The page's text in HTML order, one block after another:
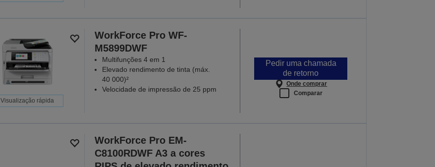
Visualização rápida
WorkForce Pro WF-
M5899DWF
Multifunções 4 em 1
Elevado rendimento de tinta (máx.
40 000)²
Velocidade de impressão de 25 ppm
Pedir uma chamada
de retorno
Onde comprar
Comparar
WorkForce Pro EM-
C8100RDWF A3 a cores